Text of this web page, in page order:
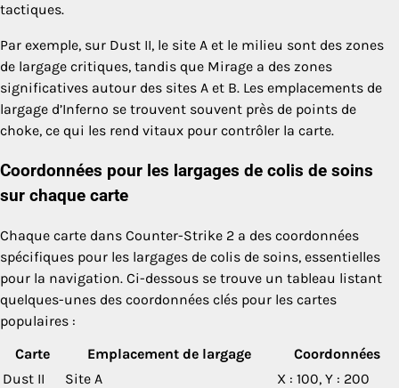
tactiques.
Par exemple, sur Dust II, le site A et le milieu sont des zones
de largage critiques, tandis que Mirage a des zones
significatives autour des sites A et B. Les emplacements de
largage d’Inferno se trouvent souvent près de points de
choke, ce qui les rend vitaux pour contrôler la carte.
Coordonnées pour les largages de colis de soins
sur chaque carte
Chaque carte dans Counter-Strike 2 a des coordonnées
spécifiques pour les largages de colis de soins, essentielles
pour la navigation. Ci-dessous se trouve un tableau listant
quelques-unes des coordonnées clés pour les cartes
populaires :
Carte
Emplacement de largage
Coordonnées
Dust II
Site A
X : 100, Y : 200